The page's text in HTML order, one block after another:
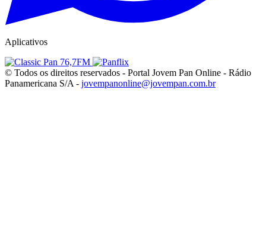
Aplicativos
© Todos os direitos reservados - Portal Jovem Pan Online - Rádio
Panamericana S/A - jovempanonline@jovempan.com.br